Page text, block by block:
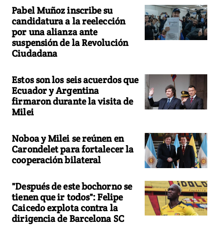
Pabel Muñoz inscribe su
candidatura a la reelección
por una alianza ante
suspensión de la Revolución
Ciudadana
Estos son los seis acuerdos que
Ecuador y Argentina
firmaron durante la visita de
Milei
Noboa y Milei se reúnen en
Carondelet para fortalecer la
cooperación bilateral
"Después de este bochorno se
tienen que ir todos": Felipe
Caicedo explota contra la
dirigencia de Barcelona SC